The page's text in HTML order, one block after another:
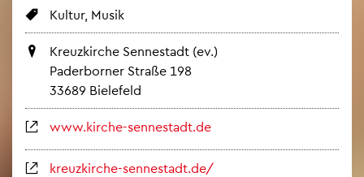
Kul­tur, Musik
Kreuz­kir­che Sen­ne­stadt (ev.)
Pa­der­bor­ner Stra­ße 198
33689 Bie­le­feld
www.​kirche-​sennestadt.​de
kreuz­kir­che-sen­ne­stadt.de/